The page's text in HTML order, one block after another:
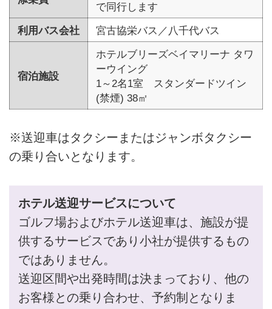
で同行します
利用バス会社
宮古協栄バス／八千代バス
宿泊施設
ホテルブリーズベイマリーナ タワ
ーウイング
1～2名1室 スタンダードツイン
(禁煙) 38㎡
※送迎車はタクシーまたはジャンボタクシー
の乗り合いとなります。
ホテル送迎サービスについて
ゴルフ場およびホテル送迎車は、施設が提
供するサービスであり小社が提供するもの
ではありません。
送迎区間や出発時間は決まっており、他の
お客様との乗り合わせ、予約制となりま